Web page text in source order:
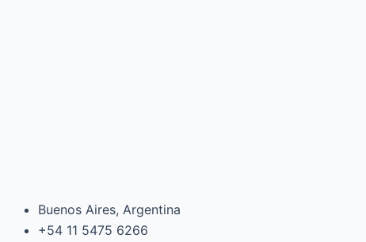
Buenos Aires, Argentina
+54 11 5475 6266